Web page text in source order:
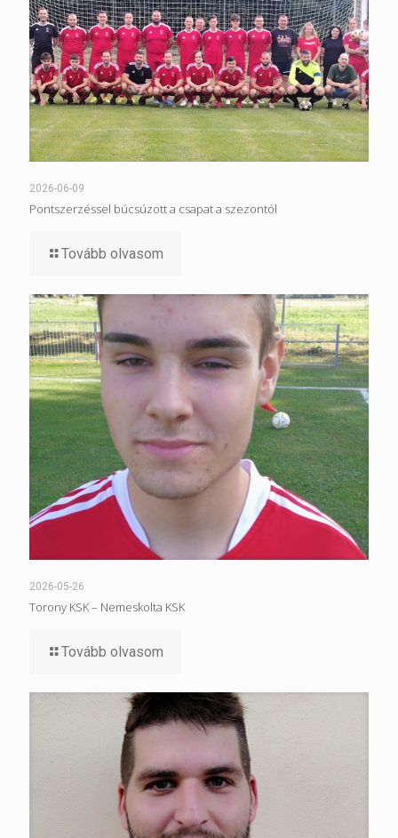
2026-06-09
Pontszerzéssel búcsúzott a csapat a szezontól
Tovább olvasom
2026-05-26
Torony KSK – Nemeskolta KSK
Tovább olvasom